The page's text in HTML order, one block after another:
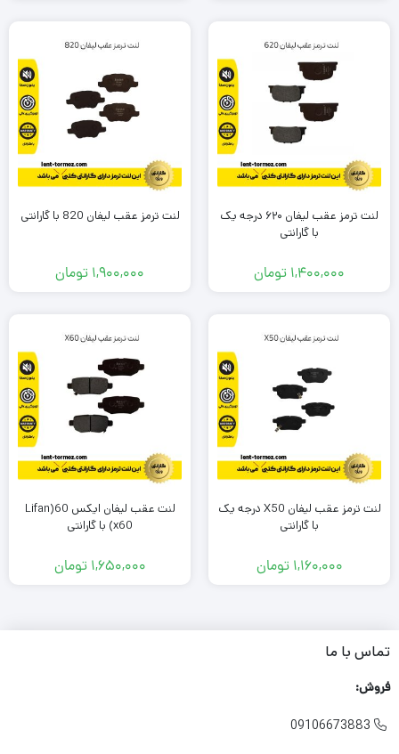
لنت ترمز عقب لیفان ۶۲۰ درجه یک
با گارانتی
1,400,000 تومان
لنت ترمز عقب لیفان 820 با گارانتی
1,900,000 تومان
لنت ترمز عقب لیفان X50 درجه یک
با گارانتی
1,160,000 تومان
لنت عقب لیفان ایکس 60(Lifan
x60) با گارانتی
1,650,000 تومان
تماس با ما
فروش:

09106673883